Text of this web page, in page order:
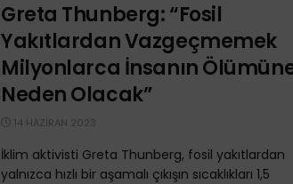
Greta Thunberg: “Fosil
Yakıtlardan Vazgeçmemek
Milyonlarca İnsanın
Neden Olacak”
14 HAZIRAN 2023
İklim aktivisti Greta Thunberg, fosil yakıtlardan
yalnızca hızlı bir aşamalı çıkışın sıcaklıkları 1,5